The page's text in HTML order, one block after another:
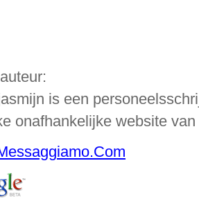
is een
onafhankelijke website